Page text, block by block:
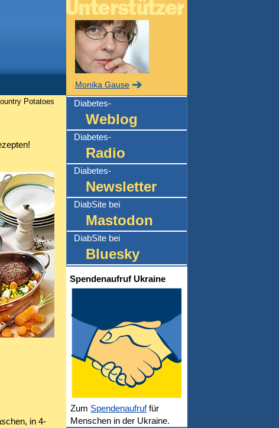
Potatoes
in 4-
Monika Gause
Diabetes-
Weblog
Diabetes-
Radio
Diabetes-
Newsletter
DiabSite bei
Mastodon
DiabSite bei
Bluesky
Spendenaufruf Ukraine
Zum Spendenaufruffür
Menschen in der Ukraine.